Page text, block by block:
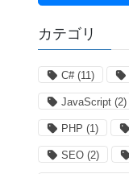
カテゴリ
C#(11)
JavaScript (2)
PHP (1)
SEO (2)